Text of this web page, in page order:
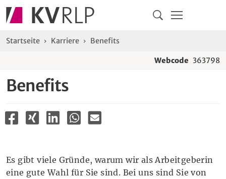
Navigation
Sie sind hier:
Startseite Karriere Benefits
Webcode 363798
Benefits
Es gibt viele Gründe, warum wir als Arbeitgeberin
eine gute Wahl für Sie sind. Bei uns sind Sie von